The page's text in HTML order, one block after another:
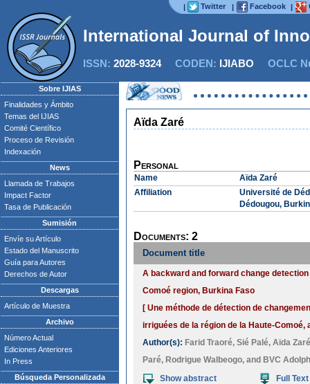
| Twitter | Facebook |
International Journal of
ISSN: 2028-9324CODEN: IJIABO OCLC
Sobre IJIAS
Finalidades y Ámbito
Temas del IJIAS
Comité Científico
Proceso de Revisión
Indexación
News
Llamada de Trabajos
Impact Factor
Tasa de Publicación
Sumisión
Envíe su Artículo
Estado del Manuscrito
Guía para Autores
Derechos de Autor
Descargas
Artículo de Muestra
Archivo
Número Actual
Ediciones Anteriores
In Press
Búsqueda Personalizada
Aïda Zaré
Personal
Name
Aïda Zaré
Affiliation
Université de
Dédougou,
Documents: 2
Document title
A backward and forward change
Comoé region, Burkina Faso
[ Une méthode de détection de
irriguées de la région de la Haute-Comoé,
Author(s): Farid Traoré, Sié Palé, Aïda Zaré
Paré, Rodrigue Walbeogo, and BVC
Show abstract
Full Text